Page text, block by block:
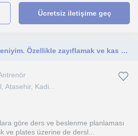
Ücretsiz iletişime geç
Fitness ve plates eğitmeniyim. Özellikle zayıflamak ve kas almak isteyenler için ileri seviye hizmet vermekteyim.
Atasehir, Kadi...
göre ders ve beslenme planlaması
ve plates üzerine de dersl...